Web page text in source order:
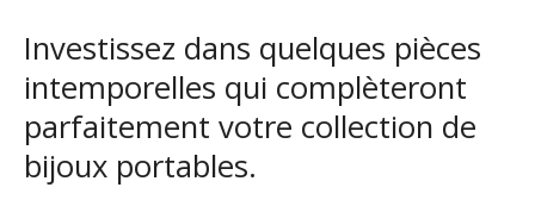
Investissez dans quelques pièces
intemporelles qui complèteront
parfaitement votre collection de
bijoux portables.